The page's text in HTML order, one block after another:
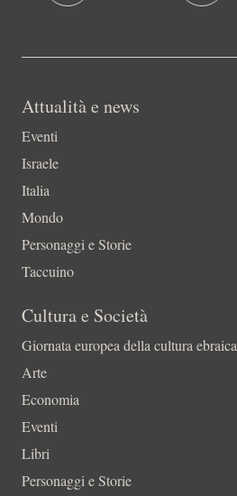
Attualità e news
Eventi
Israele
Italia
Mondo
Personaggi e Storie
Taccuino
Cultura e Società
Giornata europea della cultura ebraica
Arte
Economia
Eventi
Libri
Personaggi e Storie